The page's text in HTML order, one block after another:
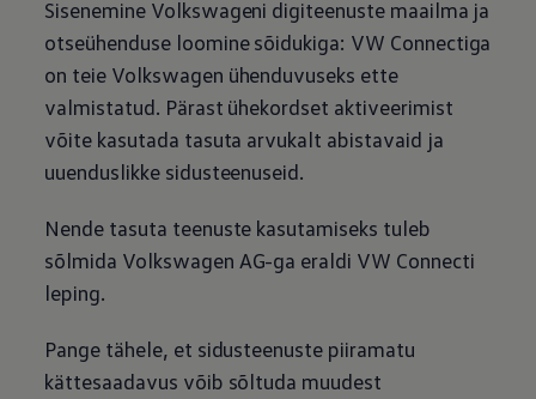
Sisenemine Volkswageni digiteenuste maailma ja
otseühenduse loomine sõidukiga: VW Connectiga
on teie Volkswagen ühenduvuseks ette
valmistatud. Pärast ühekordset aktiveerimist
võite kasutada tasuta arvukalt abistavaid ja
uuenduslikke sidusteenuseid.
Nende tasuta teenuste kasutamiseks tuleb
sõlmida Volkswagen AG-ga eraldi VW Connecti
leping.
Pange tähele, et sidusteenuste piiramatu
kättesaadavus võib sõltuda muudest